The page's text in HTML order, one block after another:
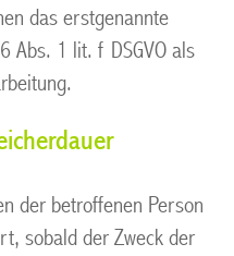
das erstgenannte
Abs. 1 lit. f DSGVO als
der betroffenen Person
sobald der Zweck der